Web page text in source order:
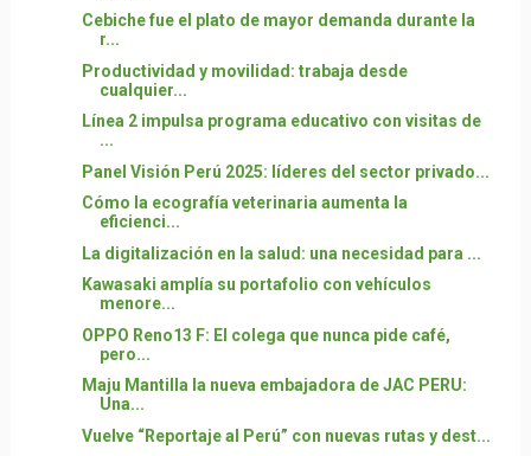
Cebiche fue el plato de mayor demanda durante la
r...
Productividad y movilidad: trabaja desde
cualquier...
Línea 2 impulsa programa educativo con visitas de
...
Panel Visión Perú 2025: líderes del sector privado...
Cómo la ecografía veterinaria aumenta la
eficienci...
La digitalización en la salud: una necesidad para ...
Kawasaki amplía su portafolio con vehículos
menore...
OPPO Reno13 F: El colega que nunca pide café,
pero...
Maju Mantilla la nueva embajadora de JAC PERU:
Una...
Vuelve “Reportaje al Perú” con nuevas rutas y dest...